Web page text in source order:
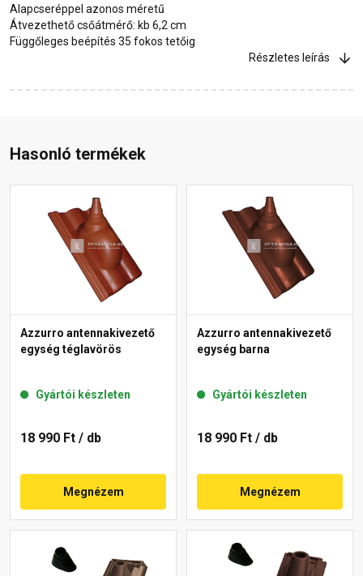
Alapcseréppel azonos méretű
Átvezethető csőátmérő: kb 6,2 cm
Függőleges beépítés 35 fokos tetőig
Részletes leírás
Hasonló termékek
Azzurro antennakivezető
egység téglavörös
Gyártói készleten
18 990 Ft / db
Megnézem
Azzurro antennakivezető
egység barna
Gyártói készleten
18 990 Ft / db
Megnézem